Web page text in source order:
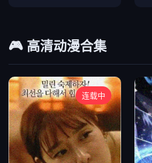
🎮 高清动漫合集
连载中